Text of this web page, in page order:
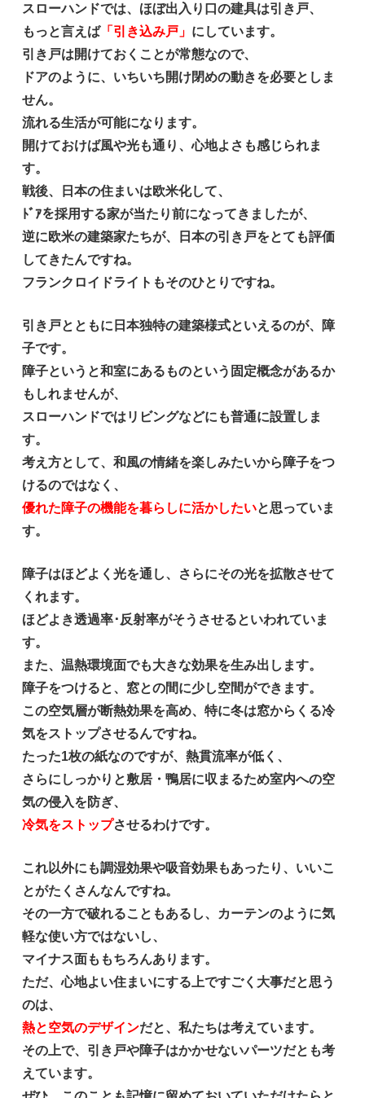
スローハンドでは、ほぼ出入り口の建具は引き戸、
もっと言えば「引き込み戸」 にしています。
引き戸は開けておくことが常態なので、
ドアのように、いちいち開け閉めの動きを必要としま
せん。
流れる生活が可能になります。
開けておけば風や光も通り、心地よさも感じられま
す。
戦後、日本の住まいは欧米化して、
ﾄﾞｱを採用する家が当たり前になってきましたが、
逆に欧米の建築家たちが、日本の引き戸をとても評価
してきたんですね。
フランクロイドライトもそのひとりですね。
引き戸とともに日本独特の建築様式といえるのが、障
子です。
障子というと和室にあるものという固定概念があるか
もしれませんが、
スローハンドではリビングなどにも普通に設置しま
す。
考え方として、和風の情緒を楽しみたいから障子をつ
けるのではなく、
優れた障子の機能を暮らしに活かしたいと思っていま
す。
障子はほどよく光を通し、さらにその光を拡散させて
くれます。
ほどよき透過率･反射率がそうさせるといわれていま
す。
また、温熱環境面でも大きな効果を生み出します。
障子をつけると、窓との間に少し空間ができます。
この空気層が断熱効果を高め、特に冬は窓からくる冷
気をストップさせるんですね。
たった1枚の紙なのですが、熱貫流率が低く、
さらにしっかりと敷居・鴨居に収まるため室内への空
気の侵入を防ぎ、
冷気をストップさせるわけです。
これ以外にも調湿効果や吸音効果もあったり、いいこ
とがたくさんなんですね。
その一方で破れることもあるし、カーテンのように気
軽な使い方ではないし、
マイナス面ももちろんあります。
ただ、心地よい住まいにする上ですごく大事だと思う
のは、
熱と空気のデザインだと、私たちは考えています。
その上で、引き戸や障子はかかせないパーツだとも考
えています。